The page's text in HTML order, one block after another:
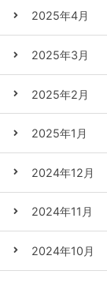
2025年4月
2025年3月
2025年2月
2025年1月
2024年12月
2024年11月
2024年10月